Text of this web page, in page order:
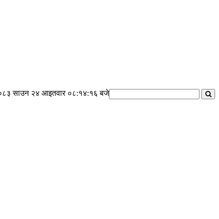
साउन २४ आइतवार ०८:१४:१७ बजे